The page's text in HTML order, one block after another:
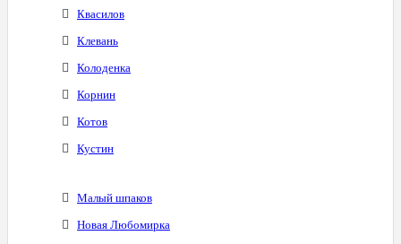
Квасилов
Клевань
Колоденка
Корнин
Котов
Кустин
Малый шпаков
Новая Любомирка